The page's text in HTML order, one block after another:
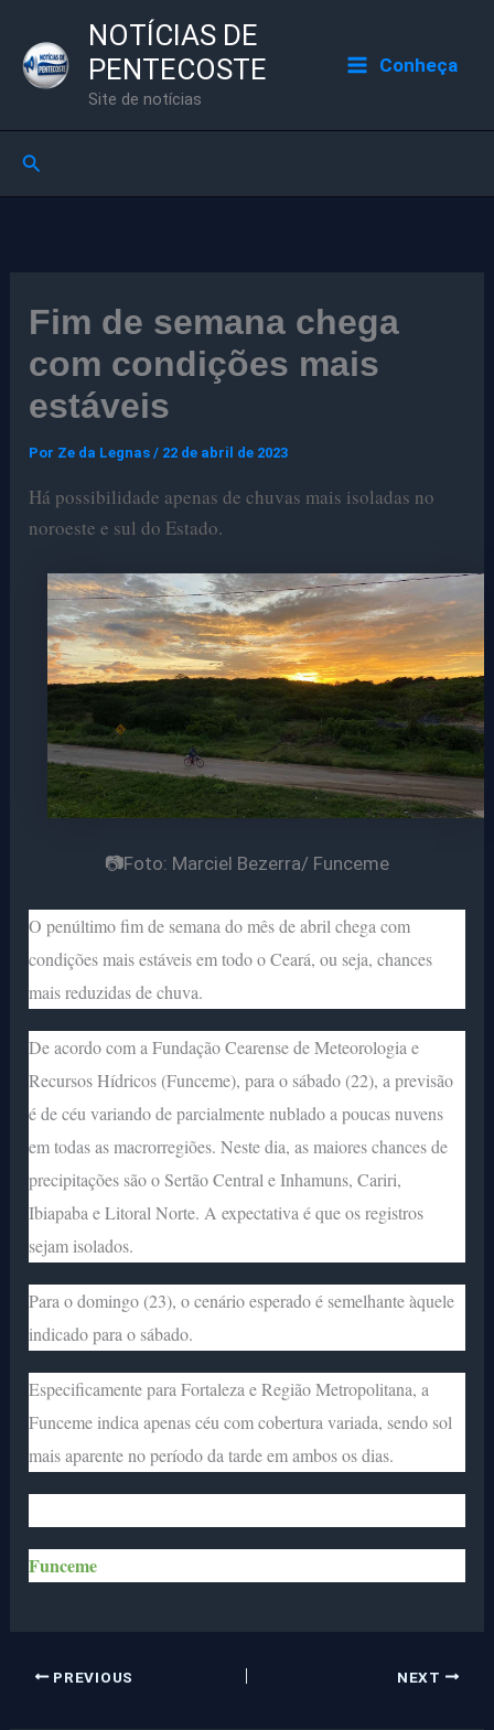
para
NOTÍCIAS DE
PENTECOSTE
Site de notícias
Conheça
Pesquisar
Fim de semana chega
com condições mais
estáveis
Por Ze da Legnas/ 22 de abril de 2023
Há possibilidade apenas de chuvas mais isoladas no
noroeste e sul do Estado.
📷Foto: Marciel Bezerra/ Funceme
O penúltimo fim de semana do mês de abril chega com
condições mais estáveis em todo o Ceará, ou seja, chances
mais reduzidas de chuva.
De acordo com a Fundação Cearense de Meteorologia e
Recursos Hídricos (Funceme), para o sábado (22), a previsão
é de céu variando de parcialmente nublado a poucas nuvens
em todas as macrorregiões. Neste dia, as maiores chances de
precipitações são o Sertão Central e Inhamuns, Cariri,
Ibiapaba e Litoral Norte. A expectativa é que os registros
sejam isolados.
Para o domingo (23), o cenário esperado é semelhante àquele
indicado para o sábado.
Especificamente para Fortaleza e Região Metropolitana, a
Funceme indica apenas céu com cobertura variada, sendo sol
mais aparente no período da tarde em ambos os dias.
Funceme
PREVIOUS NEXT